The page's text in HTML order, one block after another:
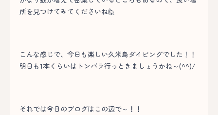
所を見つけてみてくださいね🙋
こんな感じで、今日も楽しい久米島ダイビングでした！！
明日も1本くらいはトンバラ行っときましょうかね～(^^)/
それでは今日のブログはこの辺で～！！